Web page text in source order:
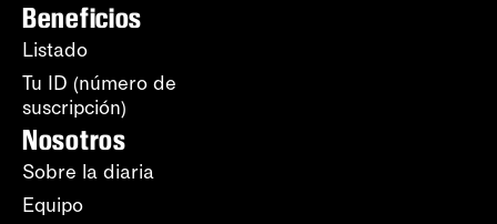
Beneficios
Listado
Tu ID (número de
suscripción)
Nosotros
Sobre la diaria
Equipo